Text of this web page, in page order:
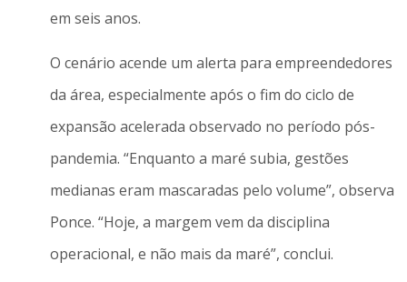
em seis anos.
O cenário acende um alerta para empreendedores
da área, especialmente após o fim do ciclo de
expansão acelerada observado no período pós-
pandemia. “Enquanto a maré subia, gestões
medianas eram mascaradas pelo volume”, observa
Ponce. “Hoje, a margem vem da disciplina
operacional, e não mais da maré”, conclui.